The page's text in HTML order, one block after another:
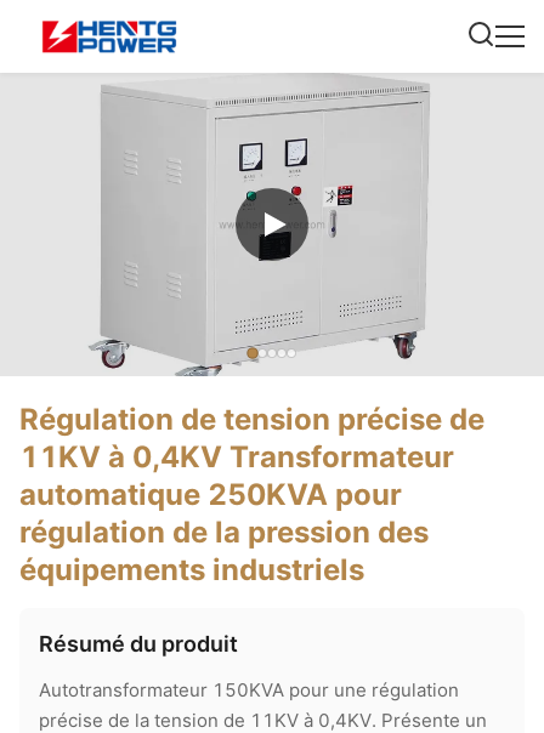
Régulation de tension précise de
11KV à 0,4KV Transformateur
automatique 250KVA pour
régulation de la pression des
équipements industriels
Résumé du produit
Autotransformateur 150KVA pour une régulation
précise de la tension de 11KV à 0,4KV. Présente un